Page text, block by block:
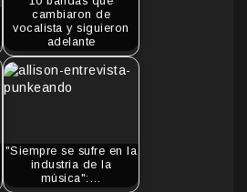
cambiaron de
vocalista y siguieron
adelante
"Siempre se sufre en la
industria de la
música":…